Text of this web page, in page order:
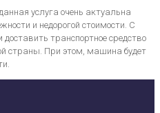
услуга очень актуальна
и недорогой стоимости. С
транспортное средство
страны. При этом, машина будет